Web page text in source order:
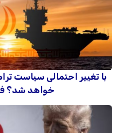
با تغییر احتمالی سیاست
خواهد شد؟